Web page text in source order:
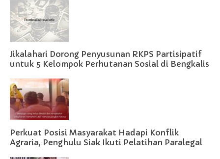
Jikalahari Dorong Penyusunan RKPS Partisipatif
untuk 5 Kelompok Perhutanan Sosial di Bengkalis
Perkuat Posisi Masyarakat Hadapi Konflik
Agraria, Penghulu Siak Ikuti Pelatihan Paralegal